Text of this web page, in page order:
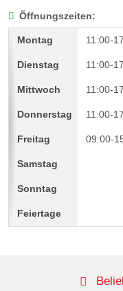
Öffnungszeiten:
11:00-
11:00-
11:00-
11:00-
09:00-